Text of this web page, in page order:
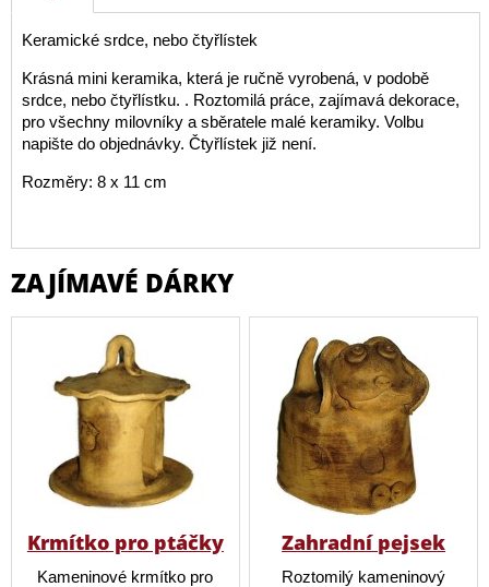
Keramické srdce, nebo čtyřlístek
Krásná mini keramika, která je ručně vyrobená, v podobě
srdce, nebo čtyřlístku. . Roztomilá práce, zajímavá dekorace,
pro všechny milovníky a sběratele malé keramiky. Volbu
napište do objednávky. Čtyřlístek již není.
Rozměry: 8 x 11 cm
ZAJÍMAVÉ DÁRKY
Krmítko pro ptáčky
Kameninové krmítko pro
Zahradní pejsek
Roztomilý kameninový